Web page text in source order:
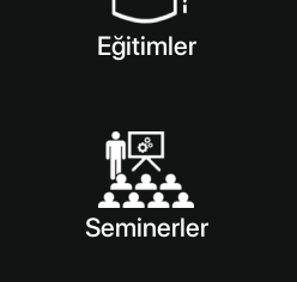
Eğitimler
Seminerler